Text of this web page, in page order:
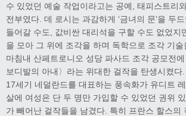
수 있었던 예술 작업이라고는 공예, 태피스트리
전부였다. 데 로시는 과감하게 ‘금녀의 문’을 두
들어갈 수도, 값비싼 대리석을 구할 수도 없었지
을 모아 그 위에 조각을 하며 독학으로 조각 기
마침내 산페트로니오 성당 파사드 조각 공모전
보디발의 아내〉라는 위대한 걸작을 탄생시켰다.
17세기 네덜란드를 대표하는 풍속화가 유디트
살에 여성은 단 두 명만 가입할 수 있었던 권위
가 빼어난 걸작들을 남겼다. 특히 프란스 할스의